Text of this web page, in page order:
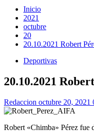
Inicio
2021
octubre
20
20.10.2021 Robert
Deportivas
20.10.2021
Redaccion octubre 20, 2021
Robert «Chimba» Pérez fue